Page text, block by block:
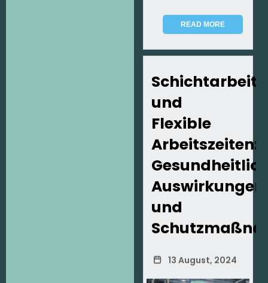
READ MORE
Schichtarbeit
und
Flexible
Arbeitszeiten:
Auswirkungen
und
13 August, 2024